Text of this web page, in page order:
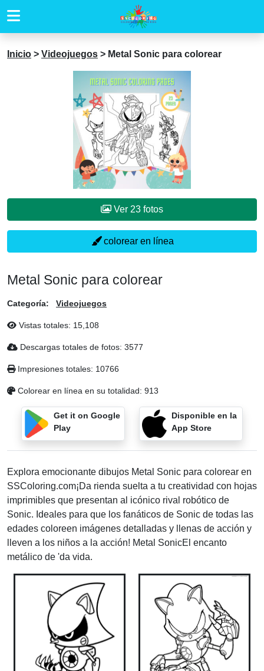
Inicio > Videojuegos > Metal Sonic para colorear
Ver 23 fotos
colorear en línea
Metal Sonic para colorear
Categoría: Videojuegos
Vistas totales: 15,108
Descargas totales de fotos: 3577
Impresiones totales: 10766
Colorear en línea en su totalidad: 913
Get it on Google
Play
Disponible en la
App Store
Explora emocionante dibujos Metal Sonic para colorear en
SSColoring.com¡Da rienda suelta a tu creatividad con hojas
imprimibles que presentan al icónico rival robótico de
Sonic. Ideales para que los fanáticos de Sonic de todas las
edades coloreen imágenes detalladas y llenas de acción y
lleven a los niños a la acción! Metal SonicEl encanto
metálico de 'da vida.